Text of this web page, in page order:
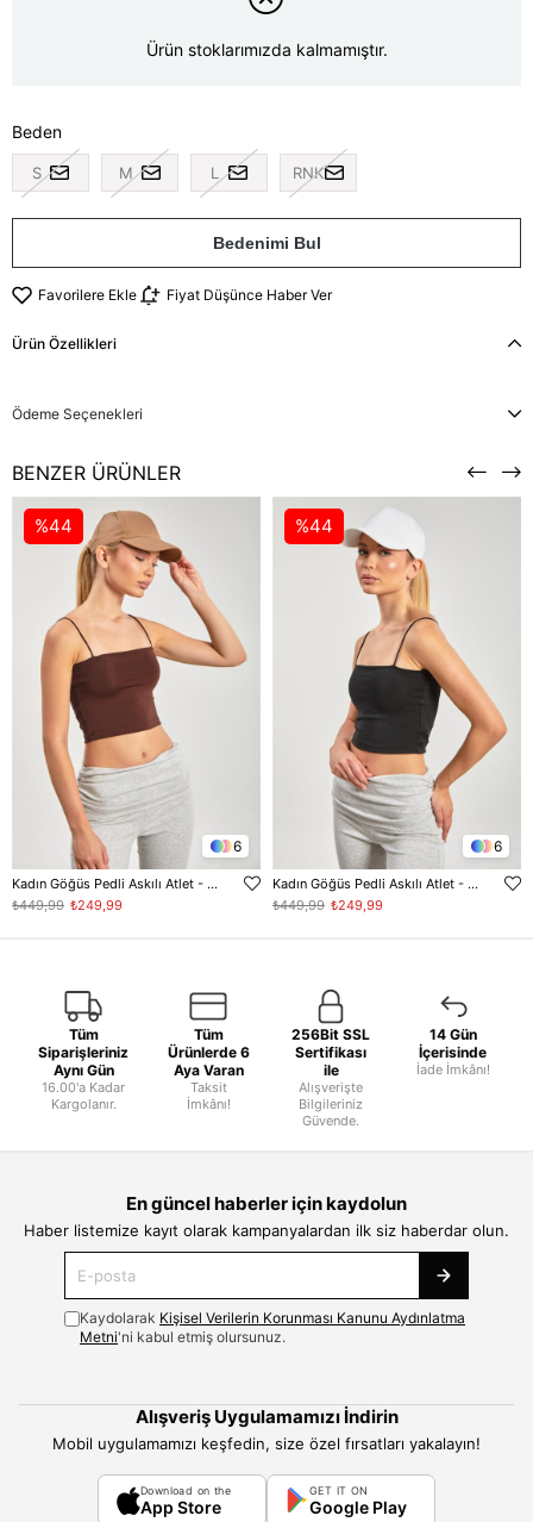
Ürün stoklarımızda kalmamıştır.
Beden
S M L RNK
Bedenimi Bul
Favorilere Ekle Fiyat Düşünce Haber Ver
Ürün Özellikleri
Ödeme Seçenekleri
BENZER ÜRÜNLER
6
Kadın Göğüs Pedli Askılı Atlet - Acı Kahve
₺249,99
₺449,99
%44
6
Kadın Göğüs Pedli Askılı Atlet - Siyah
₺249,99
₺449,99
%44
Tüm
Siparişleriniz
Aynı Gün
16.00'a Kadar
Kargolanır.
Tüm
Ürünlerde 6
Aya Varan
Taksit
İmkânı!
256Bit SSL
Sertifikası
ile
Alışverişte
Bilgileriniz
Güvende.
14 Gün
İçerisinde
İade İmkânı!
En güncel haberler için kaydolun
Haber listemize kayıt olarak kampanyalardan ilk siz haberdar olun.
Kaydolarak Kişisel Verilerin Korunması Kanunu Aydınlatma
Metni'ni kabul etmiş olursunuz.
Alışveriş Uygulamamızı İndirin
Mobil uygulamamızı keşfedin, size özel fırsatları yakalayın!
Download on the
App Store
GET IT ON
Google Play